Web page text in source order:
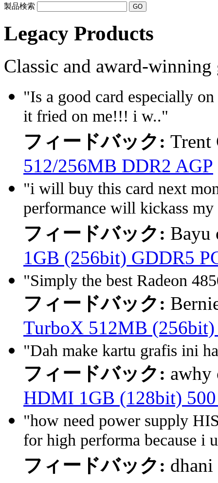
製品検索
Legacy Products
Classic and award-
"Is a good card especially
it fried on me!!! i w.."
フィードバック: Trent
512/256MB DDR2 AGP
"i will buy this card next
performance will kickass
フィードバック:
1GB (256bit) GDDR5
"Simply the best Radeon
フィードバック:
TurboX 512MB
"Dah make kartu grafis ini
フィードバック:
HDMI 1GB (128bit)
"how need power supply
for high performa because i
フィードバック: